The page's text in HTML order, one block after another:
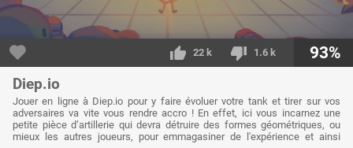
22 k 1.6 k 93%
Diep.io
Jouer en ligne à Diep.io pour y faire évoluer votre tank et tirer sur vos
adversaires va vite vous rendre accro ! En effet, ici vous incarnez une
petite pièce d’artillerie qui devra détruire des formes géométriques, ou
mieux les autres joueurs, pour emmagasiner de l'expérience et ainsi